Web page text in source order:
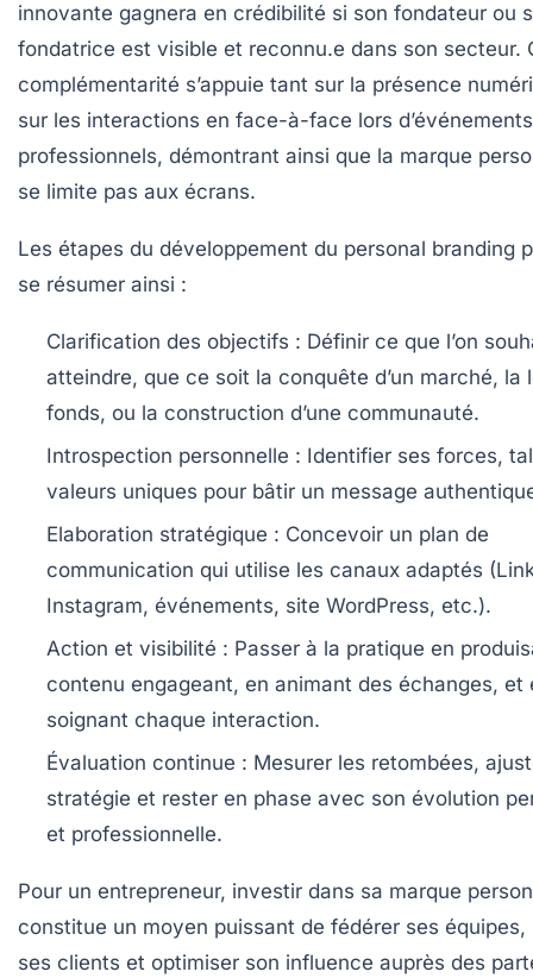
innovante gagnera en crédibilité si son fondateur ou
fondatrice est visible et reconnu.e dans son secteur.
complémentarité s’appuie tant sur la présence
sur les interactions en face-à-face lors d’événements
professionnels, démontrant ainsi que la marque
se limite pas aux écrans.
Les étapes du développement du personal branding
se résumer ainsi :
Clarification des objectifs : Définir ce que l’on
atteindre, que ce soit la conquête d’un marché, la
fonds, ou la construction d’une communauté.
Introspection personnelle : Identifier ses forces,
valeurs uniques pour bâtir un message
Elaboration stratégique : Concevoir un plan de
communication qui utilise les canaux adaptés
Instagram, événements, site WordPress, etc.).
Action et visibilité : Passer à la pratique en
contenu engageant, en animant des échanges, et
soignant chaque interaction.
Évaluation continue : Mesurer les retombées,
stratégie et rester en phase avec son évolution
et professionnelle.
Pour un entrepreneur, investir dans sa marque
constitue un moyen puissant de fédérer ses équipes,
ses clients et optimiser son influence auprès des